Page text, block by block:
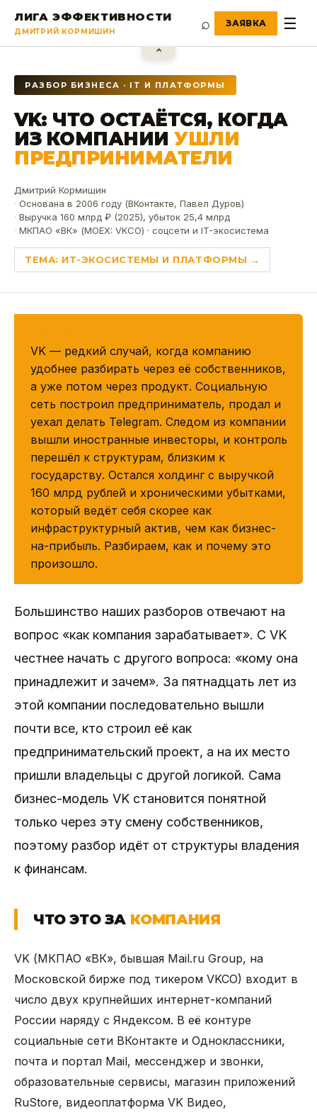
⌃
ЛИГА ЭФФЕКТИВНОСТИ
ДМИТРИЙ КОРМИШИН ⌕ ☰
РАЗБОР БИЗНЕСА · IT И ПЛАТФОРМЫ
VK: ЧТО ОСТАЁТСЯ, КОГДА
ИЗ КОМПАНИИ УШЛИ
ПРЕДПРИНИМАТЕЛИ
Дмитрий Кормишин
Основана в 2006 году (ВКонтакте, Павел Дуров)
Выручка 160 млрд ₽ (2025), убыток 25,4 млрд
МКПАО «ВК» (MOEX: VKCO) · соцсети и IT-экосистема
ТЕМА: ИТ-ЭКОСИСТЕМЫ И ПЛАТФОРМЫ →
VK — редкий случай, когда компанию
удобнее разбирать через её собственников,
а уже потом через продукт. Социальную
сеть построил предприниматель, продал и
уехал делать Telegram. Следом из компании
вышли иностранные инвесторы, и контроль
перешёл к структурам, близким к
государству. Остался холдинг с выручкой
160 млрд рублей и хроническими убытками,
который ведёт себя скорее как
инфраструктурный актив, чем как бизнес-
на-прибыль. Разбираем, как и почему это
произошло.
Большинство наших разборов отвечают на
вопрос «как компания зарабатывает». С VK
честнее начать с другого вопроса: «кому она
принадлежит и зачем». За пятнадцать лет из
этой компании последовательно вышли
почти все, кто строил её как
предпринимательский проект, а на их место
пришли владельцы с другой логикой. Сама
бизнес-модель VK становится понятной
только через эту смену собственников,
поэтому разбор идёт от структуры владения
к финансам.
ЧТО ЭТО ЗА КОМПАНИЯ
VK (МКПАО «ВК», бывшая Mail.ru Group, на
Московской бирже под тикером VKCO) входит в
число двух крупнейших интернет-компаний
России наряду с Яндексом. В её контуре
социальные сети ВКонтакте и Одноклассники,
почта и портал Mail, мессенджер и звонки,
образовательные сервисы, магазин приложений
RuStore, видеоплатформа VK Видео,